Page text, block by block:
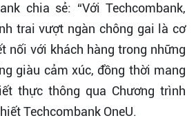
chia sẻ: “Với Techcombank,
trai vượt ngàn chông gai là cơ
nối với khách hàng trong những
giàu cảm xúc, đồng thời mang
thực thông qua Chương trình
Techcombank OneU.